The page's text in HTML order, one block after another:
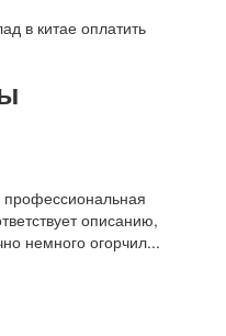
в китае оплатить
профессиональная
описанию,
немного огорчил...